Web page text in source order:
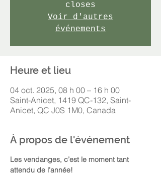
closes
Voir d'autres
événements
Heure et lieu
04 oct. 2025, 08 h 00 – 16 h 00
Saint-Anicet, 1419 QC-132, Saint-
Anicet, QC J0S 1M0, Canada
À propos de l'événement
Les vendanges, c’est le moment tant
attendu de l’année!